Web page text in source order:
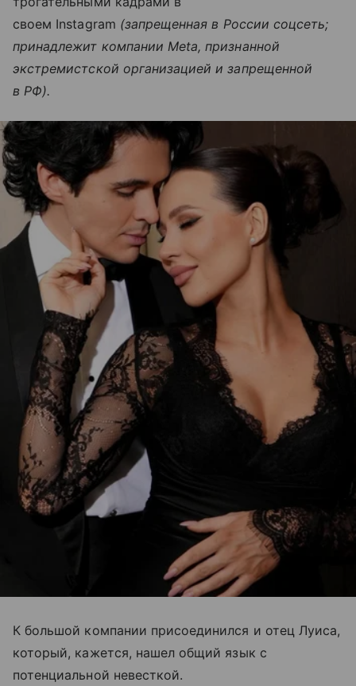
своем Instagram (запрещенная в России соцсеть;
принадлежит компании Meta, признанной
экстремистской организацией и запрещенной
в РФ).
К большой компании присоединился и отец Луиса,
который, кажется, нашел общий язык с
потенциальной невесткой.